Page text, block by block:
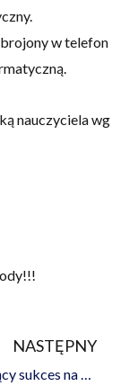
w telefon
nauczyciela wg
NASTĘPNY
Śpiewający sukces na Przeglądzie Piosenki Turystycznej i Ekologicznej